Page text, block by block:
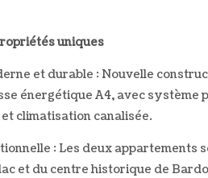
uniques
et durable : Nouvelle
énergétique A4, avec système
climatisation canalisée.
: Les deux appartements
et du centre historique de